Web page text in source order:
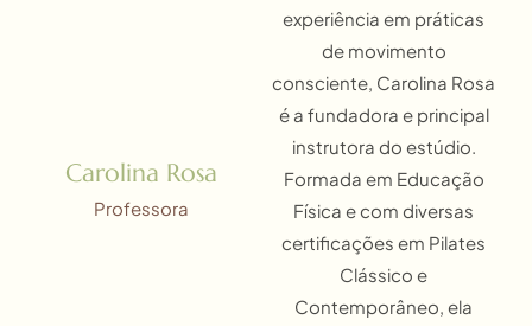
Carolina Rosa
Professora
experiência em práticas
de movimento
consciente, Carolina Rosa
é a fundadora e principal
instrutora do estúdio.
Formada em Educação
Física e com diversas
certificações em Pilates
Clássico e
Contemporâneo, ela